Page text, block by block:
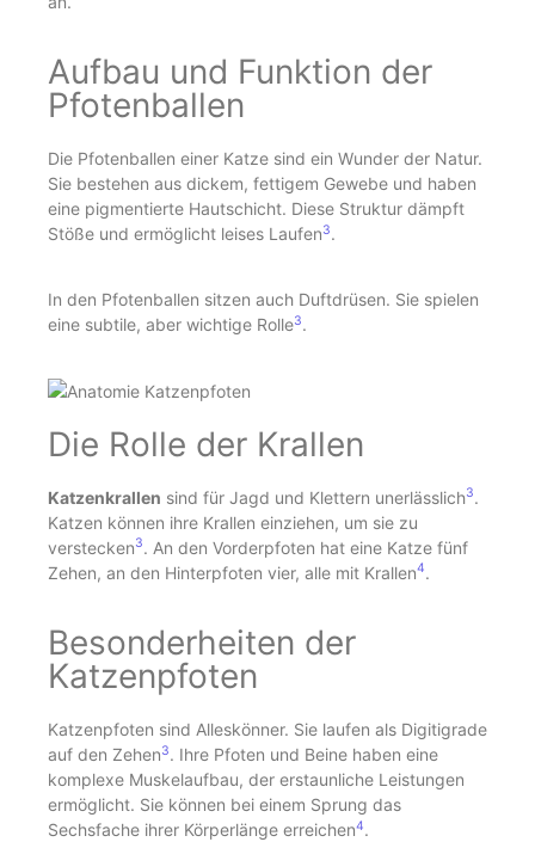
Aufbau und Funktion der
Pfotenballen
Die Pfotenballen einer Katze sind ein Wunder der Natur.
Sie bestehen aus dickem, fettigem Gewebe und haben
eine pigmentierte Hautschicht. Diese Struktur dämpft
Stöße und ermöglicht leises Laufen3.
In den Pfotenballen sitzen auch Duftdrüsen. Sie spielen
eine subtile, aber wichtige Rolle3.
Die Rolle der Krallen
Katzenkrallen sind für Jagd und Klettern unerlässlich3.
Katzen können ihre Krallen einziehen, um sie zu
verstecken3. An den Vorderpfoten hat eine Katze fünf
Zehen, an den Hinterpfoten vier, alle mit Krallen4.
Besonderheiten der
Katzenpfoten
Katzenpfoten sind Alleskönner. Sie laufen als Digitigrade
auf den Zehen3. Ihre Pfoten und Beine haben eine
komplexe Muskelaufbau, der erstaunliche Leistungen
ermöglicht. Sie können bei einem Sprung das
Sechsfache ihrer Körperlänge erreichen4.